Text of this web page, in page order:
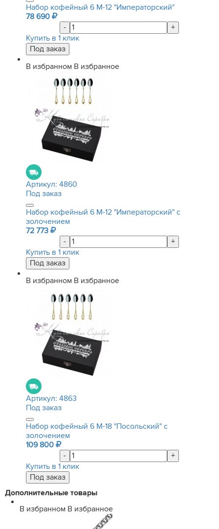
Набор кофейный 6 М-12 "Императорский"
78 690
-
+
Купить в 1 клик
В избранном В избранное
Артикул: 4860
Под заказ
Набор кофейный 6 М-12 "Императорский" с
золочением
72 773
-
+
Купить в 1 клик
В избранном В избранное
Артикул: 4863
Под заказ
Набор кофейный 6 М-18 "Посольский" с
золочением
109 800
-
+
Купить в 1 клик
Дополнительные товары
В избранном В избранное